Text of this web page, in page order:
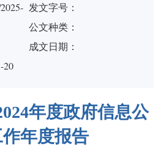
发文字号：
公文种类：
成文日期：
20
年度政府信息公
年度报告